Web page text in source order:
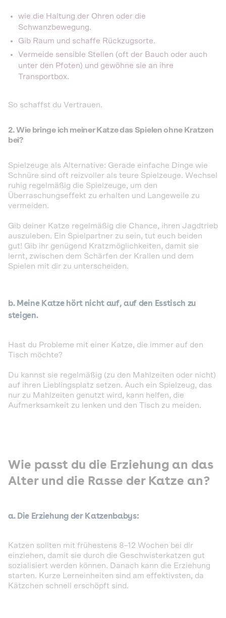
wie die Haltung der Ohren oder die
Schwanzbewegung.
Gib Raum und schaffe Rückzugsorte.
Vermeide sensible Stellen (oft der Bauch oder auch
unter den Pfoten) und gewöhne sie an ihre
Transportbox.
So schaffst du Vertrauen.
2. Wie bringe ich meiner Katze das Spielen ohne Kratzen
bei?
Spielzeuge als Alternative: Gerade einfache Dinge wie
Schnüre sind oft reizvoller als teure Spielzeuge. Wechsel
ruhig regelmäßig die Spielzeuge, um den
Überraschungseffekt zu erhalten und Langeweile zu
vermeiden.
Gib deiner Katze regelmäßig die Chance, ihren Jagdtrieb
auszuleben. Ein Spielpartner zu sein, tut euch beiden
gut! Gib ihr genügend Kratzmöglichkeiten, damit sie
lernt, zwischen dem Schärfen der Krallen und dem
Spielen mit dir zu unterscheiden.
b. Meine Katze hört nicht auf, auf den Esstisch zu
steigen.
Hast du Probleme mit einer Katze, die immer auf den
Tisch möchte?
Du kannst sie regelmäßig (zu den Mahlzeiten oder nicht)
auf ihren Lieblingsplatz setzen. Auch ein Spielzeug, das
nur zu Mahlzeiten genutzt wird, kann helfen, die
Aufmerksamkeit zu lenken und den Tisch zu meiden.
Wie passt du die Erziehung an das
Alter und die Rasse der Katze an?
a. Die Erziehung der Katzenbabys:
Katzen sollten mit frühestens 8–12 Wochen bei dir
einziehen, damit sie durch die Geschwisterkatzen gut
sozialisiert werden können. Danach kann die Erziehung
starten. Kurze Lerneinheiten sind am effektivsten, da
Kätzchen schnell erschöpft sind.